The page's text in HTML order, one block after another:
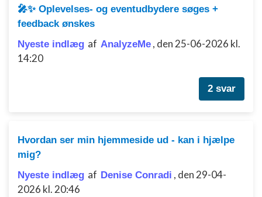
🎤✨ Oplevelses- og eventudbydere søges +
feedback ønskes
Nyeste indlæg af AnalyzeMe , den 25-06-2026 kl.
14:20
2 svar
Hvordan ser min hjemmeside ud - kan i hjælpe
mig?
Nyeste indlæg af Denise Conradi , den 29-04-
2026 kl. 20:46
Identificere enheder baseret på aktivt
anmodede oplysninger
Ikke-IAB-behandlingsformål:
Nødvendig